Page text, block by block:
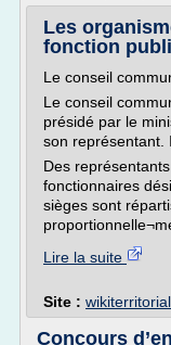
Les
fonction
Le conseil
Le conseil
présidé par le
son représentant.
Des
fonctionnaires
sièges sont
Lire la suite
Site :
Concours